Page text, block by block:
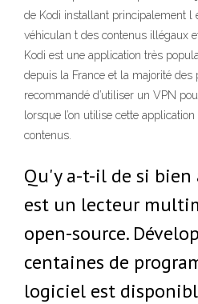
de Kodi installant principalement l
véhiculan t des contenus illégaux
Kodi est une application très
depuis la France et la majorité
recommandé d’utiliser un VPN
lorsque l’on utilise cette
contenus.
Qu'y a-t-il de si bien
est un lecteur
open-source.
centaines de
logiciel est